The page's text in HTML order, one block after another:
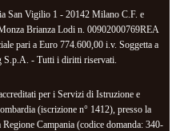
San Vigilio 1 - 20142 Milano C.F. e
Brianza Lodi n. 00902000769REA
pari a Euro 774.600,00 i.v. Soggetta a
S.p.A. - Tutti i diritti riservati.
per i Servizi di Istruzione e
(iscrizione n° 1412), presso la
Campania (codice domanda: 340-